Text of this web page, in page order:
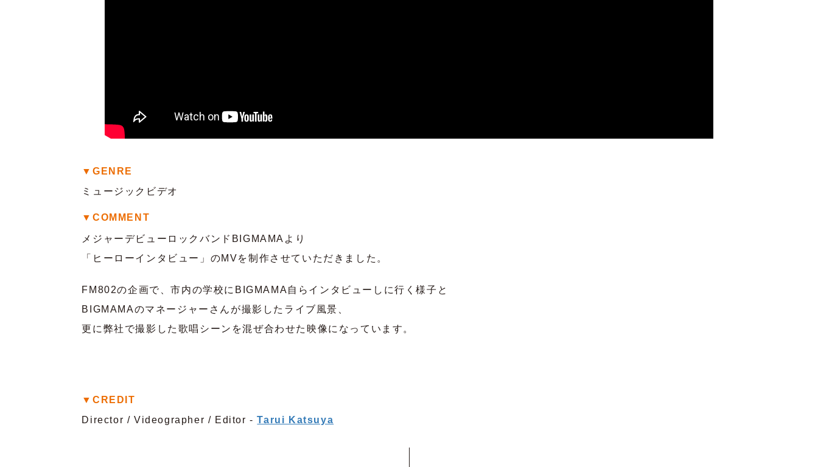
▼GENRE
ミュージックビデオ
▼COMMENT
メジャーデビューロックバンドBIGMAMAより
「ヒーローインタビュー」のMVを制作させていただきました。
FM802の企画で、市内の学校にBIGMAMA自らインタビューしに行く様子と
BIGMAMAのマネージャーさんが撮影したライブ風景、
更に弊社で撮影した歌唱シーンを混ぜ合わせた映像になっています。
▼CREDIT
Director / Videographer / Editor -Tarui Katsuya